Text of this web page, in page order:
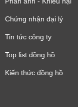
Chứng nhận đại lý
Tin tức công ty
Top list đồng hồ
Kiến thức đồng hồ